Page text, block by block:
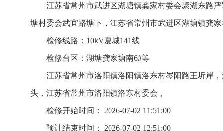
江苏省常州市武进区湖塘镇龚家村委会聚湖东路
塘村委会武宜路塘下，江苏省常州市武进区湖塘镇龚
检修线路：10kV夏城141线
检修台区：湖塘龚家塘南6#等
江苏省常州市洛阳镇洛阳镇洛东村岑阳路王圻岸
头，江苏省常州市洛阳镇洛东村委会，
检修开始时间： 2026-07-02 11:51:00
预计结束时间： 2026-07-02 12:51:00